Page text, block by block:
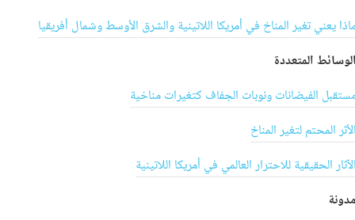
يعني تغير المناخ في أمريكا اللاتينية والشرق الأوسط وشمال أفريقيا
المتعددة
الفيضانات ونوبات الجفاف كتغيرات مناخية
المحتم لتغير المناخ
الحقيقية للاحترار العالمي في أمريكا اللاتينية